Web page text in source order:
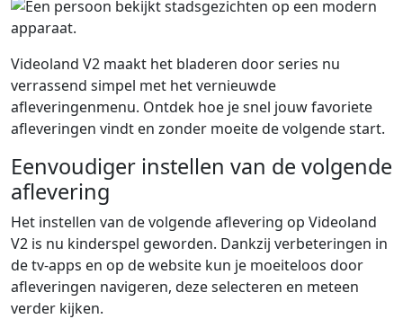
Videoland V2 maakt het bladeren door series nu
verrassend simpel met het vernieuwde
afleveringenmenu. Ontdek hoe je snel jouw favoriete
afleveringen vindt en zonder moeite de volgende start.
Eenvoudiger instellen van de volgende
aflevering
Het instellen van de volgende aflevering op Videoland
V2 is nu kinderspel geworden. Dankzij verbeteringen in
de tv-apps en op de website kun je moeiteloos door
afleveringen navigeren, deze selecteren en meteen
verder kijken.